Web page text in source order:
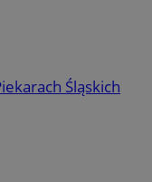
Śląskich